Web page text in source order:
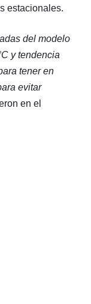
estacionales.
del modelo
y tendencia
tener en
evitar
en el